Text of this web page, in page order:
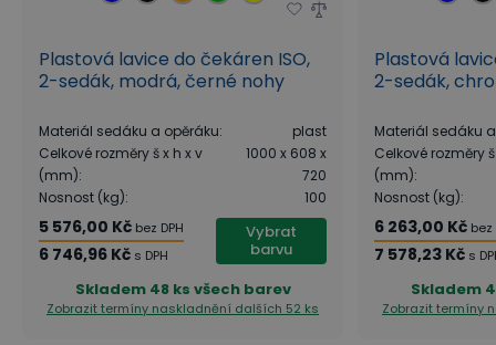
Plastová lavice do čekáren ISO,
2-sedák, modrá, černé nohy
Materiál sedáku a opěráku:
plast
Celkové rozměry š x h x v
(mm):
1000 x 608 x
720
Nosnost (kg): 100
5 576,00 Kč bez DPH
6 746,96 Kč s DPH
Vybrat
barvu
Skladem 48 ks všech barev
Zobrazit termíny naskladnění dalších 52 ks
Plastová
2-sedák,
Materiál sedáku
Celkové rozměry
(mm):
Nosnost (kg):
6 263,00 Kč bez
7 578,23 Kč s
Skladem
Zobrazit termíny